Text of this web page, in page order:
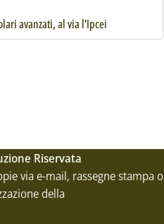
avanzati, al via l’Ipcei
Riservata
via e-mail, rassegne stampa o
della